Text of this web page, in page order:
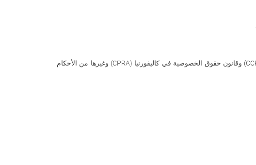
.
وقانون حقوق الخصوصية في كاليفورنيا (CPRA)
وغيرها من الأحكام